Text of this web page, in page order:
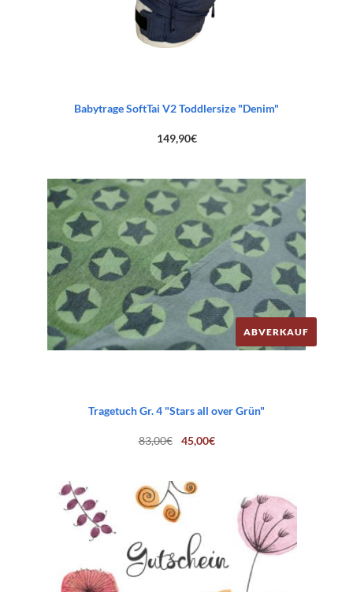
Babytrage SoftTai V2 Toddlersize "Denim"
149,90€
ABVERKAUF
Tragetuch Gr. 4 "Stars all over Grün"
83,00€
Ursprünglicher
Preis
45,00€Aktueller